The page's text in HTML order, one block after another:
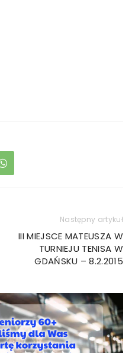
Następny artykuł
III MIEJSCE MATEUSZA W
TURNIEJU TENISA W
GDAŃSKU – 8.2.2015